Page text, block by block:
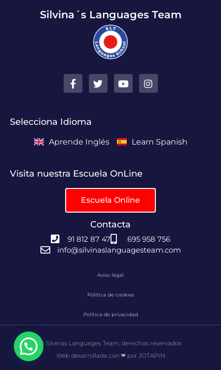
Silvina´s Languages Team
Selecciona Idioma
Aprende Inglés Learn Spanish
Visita nuestra Escuela OnLine
Escuela Online
Contacta
91 812 87 47
695 958 756
info@silvinaslanguagesteam.com
Aviso legal
Política de cookies
Política de privacidad
© Silvinas Languages Team, derechos reservados
Web desarrollada con ❤ por JOTAPIN